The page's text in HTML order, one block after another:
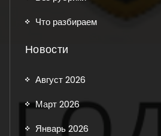
Что разбираем
Новости
Август 2026
Март 2026
Январь 2026